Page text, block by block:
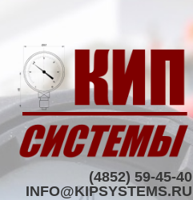
(4852) 59-45-40
INFO@KIPSYSTEMS.RU